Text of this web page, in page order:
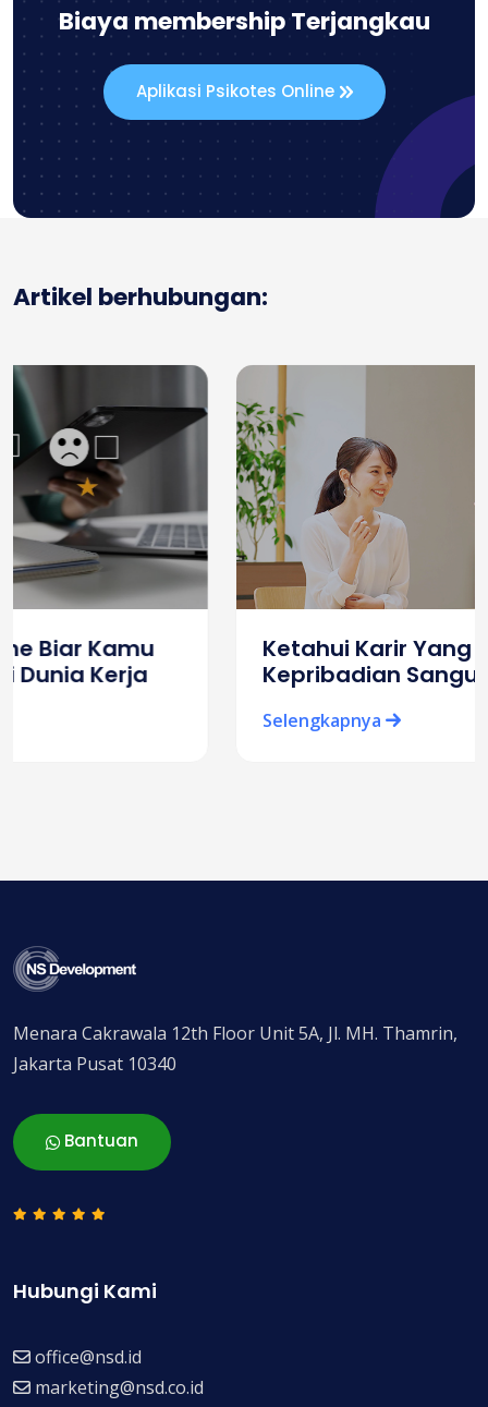
Biaya membership Terjangkau
Aplikasi Psikotes Online
Artikel berhubungan:
Ketahui Karir Yang Cocok Untuk
Kepribadian Sanguinis
Menara Cakrawala 12th Floor Unit 5A, Jl. MH. Thamrin,
Jakarta Pusat 10340
Bantuan
Hubungi Kami
office@nsd.id
marketing@nsd.co.id